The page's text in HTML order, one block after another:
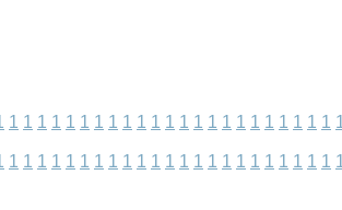
1 1 1 1 1 1 1 1 1 1 1 1 1 1 1 1 1 1 1 1 1 1 1
1 1 1 1 1 1 1 1 1 1 1 1 1 1 1 1 1 1 1 1 1 1 1